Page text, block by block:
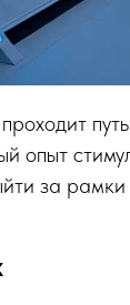
опыт
за